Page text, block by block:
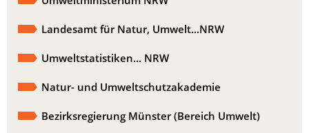
Landesamt für Natur, Umwelt...NRW
Umweltstatistiken... NRW
Natur- und Umweltschutzakademie
Bezirksregierung Münster (Bereich Umwelt)